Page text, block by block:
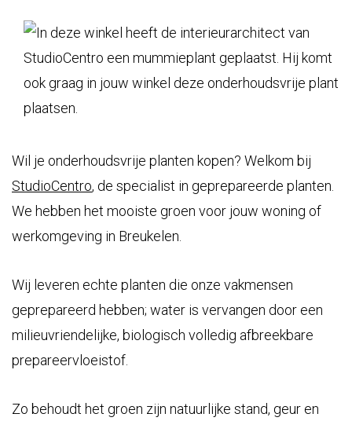
Wil je onderhoudsvrije planten kopen? Welkom bij
StudioCentro, de specialist in geprepareerde planten.
We hebben het mooiste groen voor jouw woning of
werkomgeving in Breukelen.
Wij leveren echte planten die onze vakmensen
geprepareerd hebben; water is vervangen door een
milieuvriendelijke, biologisch volledig afbreekbare
prepareervloeistof.
Zo behoudt het groen zijn natuurlijke stand, geur en